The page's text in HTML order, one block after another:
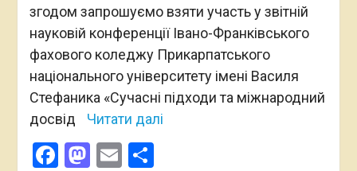
згодом запрошуємо взяти участь у звітній
науковій конференції Івано-Франківського
фахового коледжу Прикарпатського
національного університету імені Василя
Стефаника «Сучасні підходи та міжнародний
досвід
Читати далі
Facebook
Mastodon
EmailПоділитися